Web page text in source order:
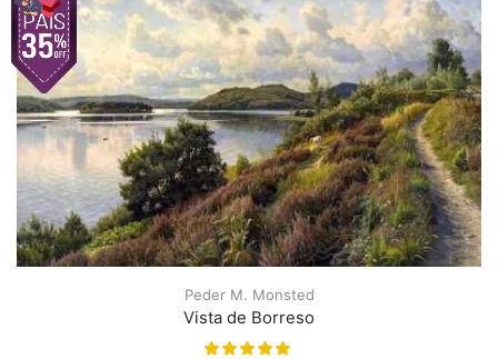
Peder M. Monsted
Vista de Borreso